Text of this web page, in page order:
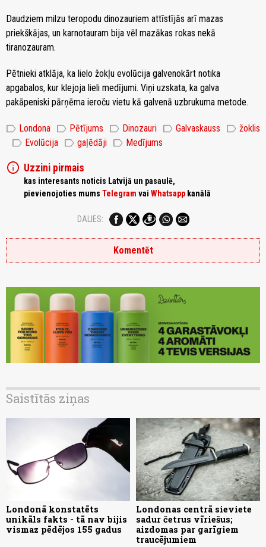
Daudziem milzu teropodu dinozauriem attīstījās arī mazas
priekškājas, un karnotauram bija vēl mazākas rokas nekā
tiranozauram.
Pētnieki atklāja, ka lielo žokļu evolūcija galvenokārt notika
apgabalos, kur klejoja lieli medījumi. Viņi uzskata, ka galva
pakāpeniski pārņēma ieroču vietu kā galvenā uzbrukuma metode.
label Londona label Pētījums label Dinozauri label Galvaskauss label žoklis
label Evolūcija label gaļēdāji label Medījums
info Uzzini pirmais
kas interesants noticis Latvijā un pasaulē,
pievienojoties mums Telegram vai Whatsapp kanālā
DALIES:
Komentēt
Saistītās ziņas
Londonā konstatēts
unikāls fakts - tā nav bijis
vismaz pēdējos 155 gadus
Londonas centrā sieviete
sadur četrus vīriešus;
aizdomas par garīgiem
traucējumiem